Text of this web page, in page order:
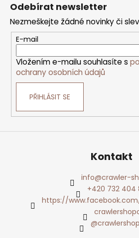
Odebírat newsletter
Nezmeškejte žádné novinky či
E-mail
Vložením e-mailu souhlasíte s
ochrany osobních údajů
PŘIHLÁSIT SE
Kontakt
info@crawler-
+420 732 404
https://